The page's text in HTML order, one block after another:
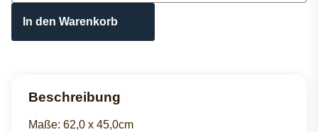
In den Warenkorb
Beschreibung
Maße: 62,0 x 45,0cm